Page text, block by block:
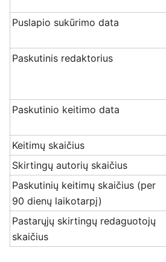
Puslapio sukūrimo data
Paskutinis redaktorius
Paskutinio keitimo data
Keitimų skaičius
Skirtingų autorių skaičius
Paskutinių keitimų skaičius (per
90 dienų laikotarpį)
Pastarųjų skirtingų redaguotojų
skaičius